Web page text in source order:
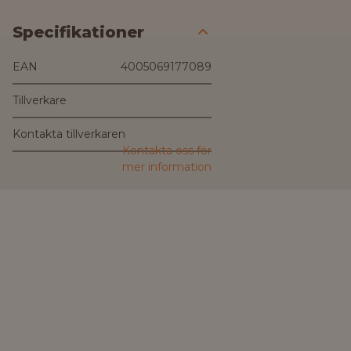
Specifikationer
EAN 4005069177089
Tillverkare
Kontakta tillverkaren
Kontakta oss för
mer information